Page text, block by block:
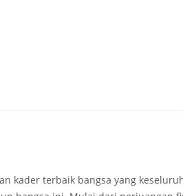
kader terbaik bangsa yang